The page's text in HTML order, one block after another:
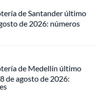
de Santander último
de 2026: números
de Medellín último
de agosto de 2026: